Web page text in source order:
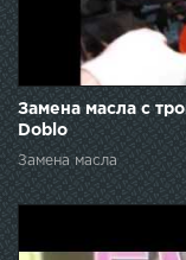
Замена масла с
Doblo
Замена масла